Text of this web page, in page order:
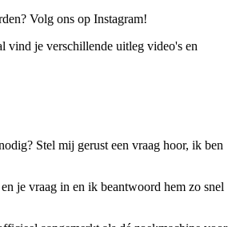
Volg ons op Instagram!
vind je verschillende uitleg video's en
Stel mij gerust een vraag hoor, ik ben
je vraag in en ik beantwoord hem zo snel